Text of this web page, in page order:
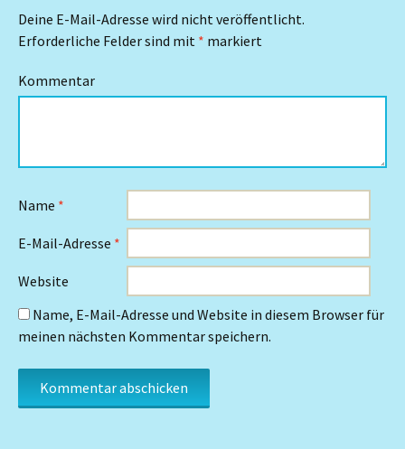
Deine E-Mail-Adresse wird nicht veröffentlicht.
Erforderliche Felder sind mit * markiert
Kommentar
Name *
E-Mail-Adresse *
Website
Name, E-Mail-Adresse und Website in diesem Browser für
meinen nächsten Kommentar speichern.